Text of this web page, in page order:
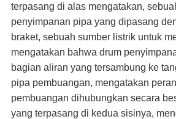
terpasang di alas mengatakan,
penyimpanan pipa yang dipasang
braket, sebuah sumber listrik untuk
mengatakan bahwa drum
bagian aliran yang tersambung ke
pipa pembuangan, mengatakan
pembuangan dihubungkan secara
yang terpasang di kedua sisinya,